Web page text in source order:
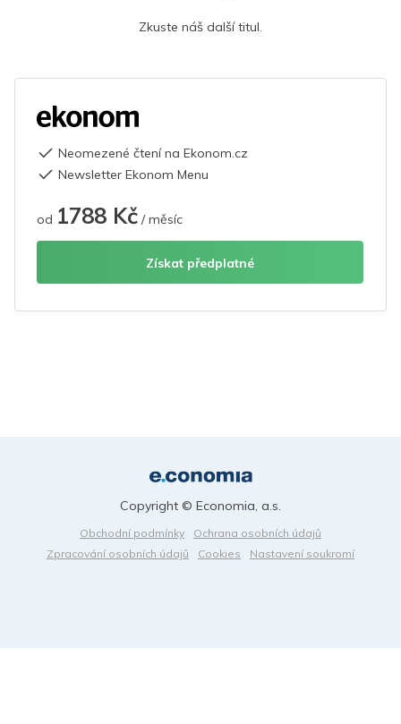
Zkuste náš další titul.
Neomezené čtení na Ekonom.cz
Newsletter Ekonom Menu
od 1788 Kč / měsíc
Získat předplatné
Obchodní podmínky
Ochrana osobních údajů
Zpracování osobních údajů
Cookies Nastavení soukromí
Copyright © Economia, a.s.